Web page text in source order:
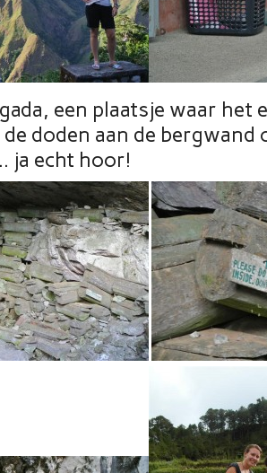
een plaatsje waar het
doden aan de bergwand
ja echt hoor!